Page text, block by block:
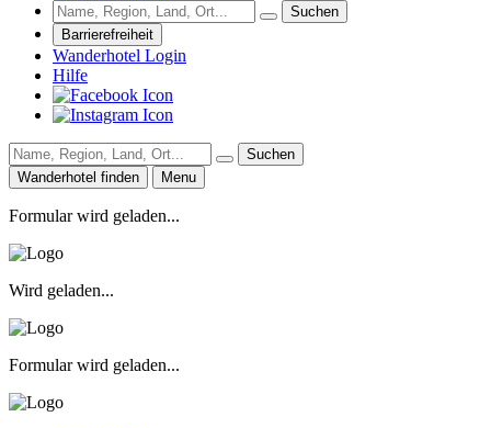
Suchen
Barrierefreiheit
Wanderhotel Login
Hilfe
Suchen
Wanderhotel finden
Menu
Formular wird geladen...
Wird geladen...
Formular wird geladen...